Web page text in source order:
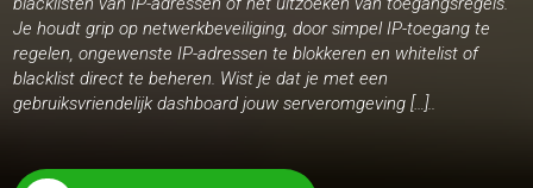
Je houdt grip op netwerkbeveiliging, door simpel IP-toegang te
regelen, ongewenste IP-adressen te blokkeren en whitelist of
blacklist direct te beheren. Wist je dat je met een
gebruiksvriendelijk dashboard jouw serveromgeving […]..